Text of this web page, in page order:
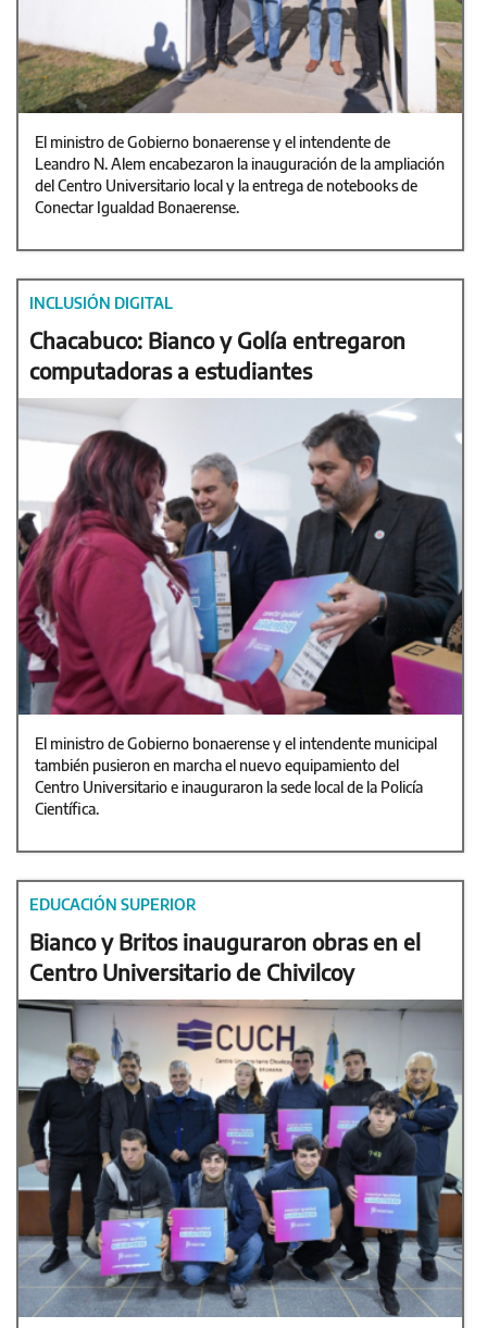
El ministro de Gobierno bonaerense y el intendente de
Leandro N. Alem encabezaron la inauguración de la ampliación
del Centro Universitario local y la entrega de notebooks de
Conectar Igualdad Bonaerense.
INCLUSIÓN DIGITAL
Chacabuco: Bianco y Golía entregaron
computadoras a estudiantes
El ministro de Gobierno bonaerense y el intendente municipal
también pusieron en marcha el nuevo equipamiento del
Centro Universitario e inauguraron la sede local de la Policía
Científica.
EDUCACIÓN SUPERIOR
Bianco y Britos inauguraron obras en el
Centro Universitario de Chivilcoy